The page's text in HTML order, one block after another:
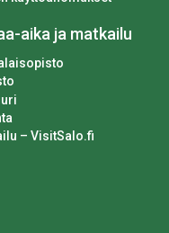
aika ja matkailu
– VisitSalo.fi